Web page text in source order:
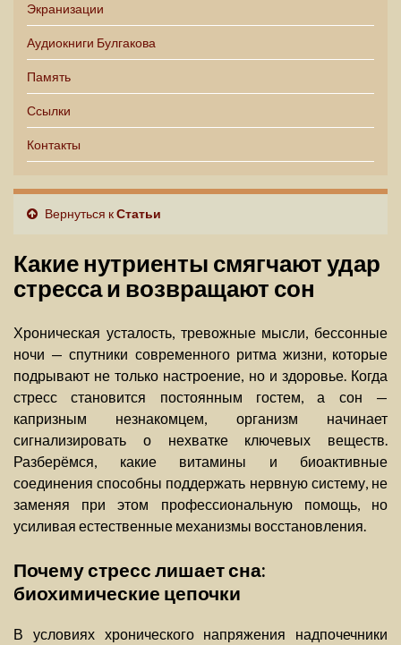
Экранизации
Аудиокниги Булгакова
Память
Ссылки
Контакты
Вернуться кСтатьи
Какие нутриенты смягчают удар
стресса и возвращают сон
Хроническая усталость, тревожные мысли, бессонные
ночи — спутники современного ритма жизни, которые
подрывают не только настроение, но и здоровье. Когда
стресс становится постоянным гостем, а сон —
капризным незнакомцем, организм начинает
сигнализировать о нехватке ключевых веществ.
Разберёмся, какие витамины и биоактивные
соединения способны поддержать нервную систему, не
заменяя при этом профессиональную помощь, но
усиливая естественные механизмы восстановления.
Почему стресс лишает сна:
биохимические цепочки
В условиях хронического напряжения надпочечники